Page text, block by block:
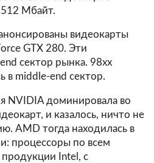
Mбайт.
видеокарты
GTX 280. Эти
сектор рынка. 98xx
в middle-end сектор.
NVIDIA доминировала во
и казалось, ничто не
AMD тогда находилась в
процессоры по всем
Intel, с